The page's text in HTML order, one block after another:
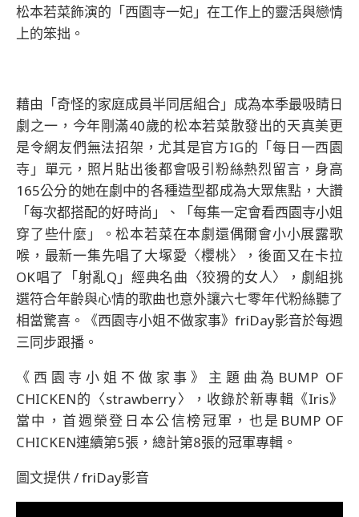
松本若菜飾演的「西園寺一妃」在工作上的靈活與戀情
上的笨拙。
藉由「奇怪的家庭成員半同居組合」成為本季最吸睛日
劇之一，今年剛滿40歲的松本若菜散發出的天真美更
是令網友們無法招架，尤其是官方IG的「每日一西園
寺」單元，照片貼出後都會吸引粉絲熱烈留言，身高
165公分的她在劇中的各種造型都成為大眾焦點，大讚
「每次都搭配的好時尚」、「每集一定會看西園寺小姐
穿了些什麼」。松本若菜在本劇還偶爾會小小展露歌
喉，最新一集先唱了大塚愛〈櫻桃〉，後面又在卡拉
OK唱了「射亂Q」經典名曲〈狡猾的女人〉，劇組挑
選符合年齡與心情的歌曲也意外讓六七零年代粉絲聽了
相當驚喜。《西園寺小姐不做家事》friDay影音於每週
三同步跟播。
《西園寺小姐不做家事》主題曲為BUMP OF
CHICKEN的〈strawberry〉，收錄於新專輯《Iris》
當中，首週榮登日本公信榜冠軍，也是BUMP OF
CHICKEN連續第5張，總計第8張的冠軍專輯。
圖文提供 / friDay影音